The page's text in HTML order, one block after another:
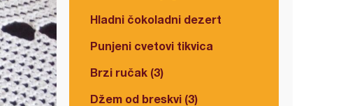
Hladni čokoladni dezert
Punjeni cvetovi tikvica
Brzi ručak (3)
Džem od breskvi (3)